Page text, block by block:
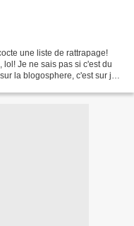
une liste de rattrapage!
Je ne sais pas si c'est du
la blogosphere, c'est sur je